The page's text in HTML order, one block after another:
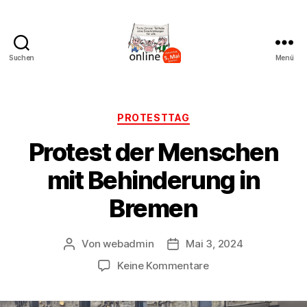
Suchen Menü
Kategorien
PROTESTTAG
Protest der Menschen
mit Behinderung in
Bremen
Beitragsautor
Vonwebadmin Beitragsdatum
Mai 3, 2024
Keine Kommentarezu